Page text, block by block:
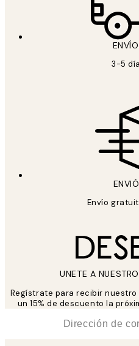
3-5
Envío
UNETE A
Regístrate para recibir
un 15% de descuento la